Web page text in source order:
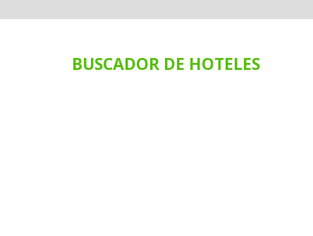
BUSCADOR DE HOTELES